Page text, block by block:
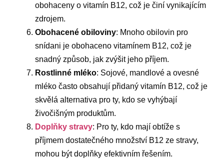
obohaceny o vitamín B12, což je činí vynikajícím
zdrojem.
Obohacené obiloviny: Mnoho obilovin pro
snídani je obohaceno vitamínem B12, což je
snadný způsob, jak zvýšit jeho příjem.
Rostlinné mléko: Sojové, mandlové a ovesné
mléko často obsahují přidaný vitamín B12, což je
skvělá alternativa pro ty, kdo se vyhýbají
živočišným produktům.
Doplňky stravy: Pro ty, kdo mají obtíže s
příjmem dostatečného množství B12 ze stravy,
mohou být doplňky efektivním řešením.